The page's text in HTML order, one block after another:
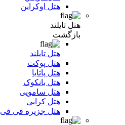
هتل اوکراین
هتل تایلند
بازگشت
هتل تایلند
هتل پوکت
هتل پاتایا
هتل بانکوک
هتل سامویی
هتل کرابی
هتل جزیره فی فی